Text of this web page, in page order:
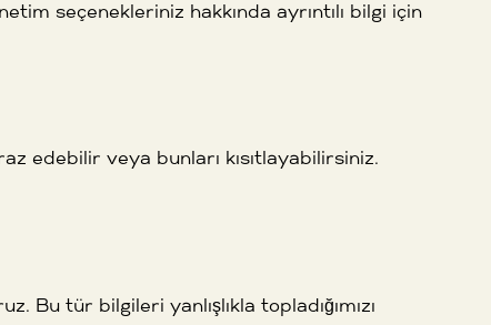
seçenekleriniz hakkında ayrıntılı bilgi için
edebilir veya bunları kısıtlayabilirsiniz.
Bu tür bilgileri yanlışlıkla topladığımızı